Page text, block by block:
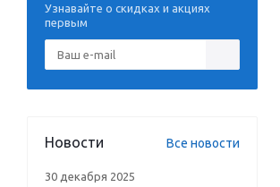
Узнавайте о скидках и акциях
первым
Новости Все новости
30 декабря 2025